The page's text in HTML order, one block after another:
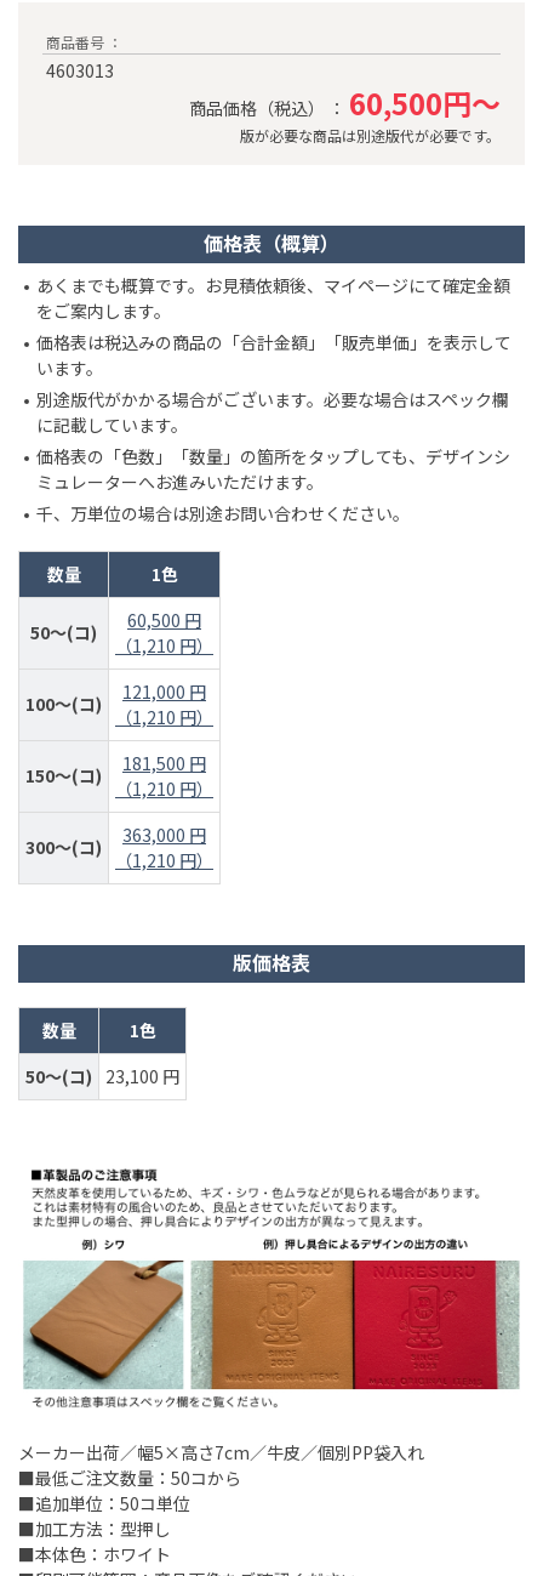
商品番号 ：
4603013
商品価格（税込） ： 60,500円～
版が必要な商品は別途版代が必要です。
価格表（概算）
あくまでも概算です。お見積依頼後、マイページにて確定金額
をご案内します。
価格表は税込みの商品の「合計金額」「販売単価」を表示して
います。
別途版代がかかる場合がございます。必要な場合はスペック欄
に記載しています。
価格表の「色数」「数量」の箇所をタップしても、デザインシ
ミュレーターへお進みいただけます。
千、万単位の場合は別途お問い合わせください。
数量 1色
50～(コ)
60,500 円
（1,210 円）
100～(コ)
121,000 円
（1,210 円）
150～(コ)
181,500 円
（1,210 円）
300～(コ)
363,000 円
（1,210 円）
版価格表
数量
1色
50～(コ)
23,100 円
メーカー出荷／幅5×高さ7cm／牛皮／個別PP袋入れ
■最低ご注文数量：50コから
■追加単位：50コ単位
■加工方法：型押し
■本体色：ホワイト